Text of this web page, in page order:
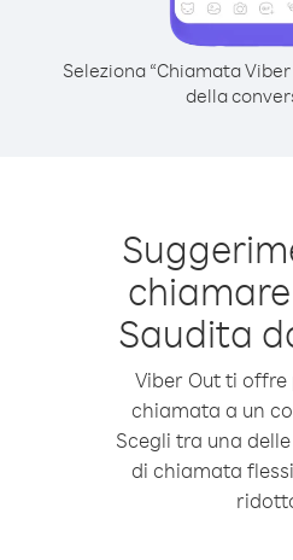
Seleziona “Chiamata
della
Saudita
Viber Out ti
chiamata a un
Scegli tra una
di chiamata